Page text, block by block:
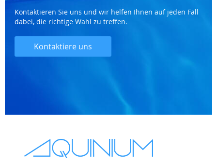
Kontaktieren Sie uns und wir helfen Ihnen auf jeden Fall
dabei, die richtige Wahl zu treffen.
Kontaktiere uns